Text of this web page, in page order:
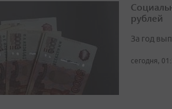
рублей
За год
сегодня,